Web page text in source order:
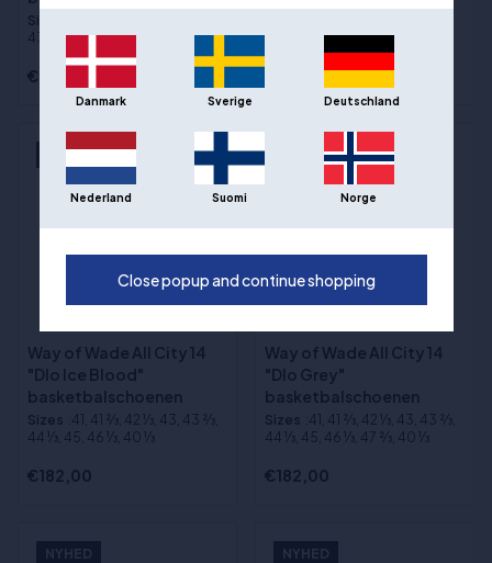
Sizes
43 2⁄3, 44 1⁄3, 45, 46 1⁄3, 47 2⁄3
€208,00
43 2⁄3, 44 1⁄3, 45, 46 1⁄3, 47 2⁄3
€208,00
NYHED
Way of Wade All City 14
"Dlo Ice Blood"
basketbalschoenen
Sizes :41, 41 2⁄3, 42 1⁄3, 43, 43 2⁄3,
44 1⁄3, 45, 46 1⁄3, 40 1⁄3
€182,00
NYHED
Way of Wade All City 14
"Dlo Grey"
basketbalschoenen
Sizes :41, 41 2⁄3, 42 1⁄3, 43, 43 2⁄3,
44 1⁄3, 45, 46 1⁄3, 47 2⁄3, 40 1⁄3
€182,00
NYHED NYHED
Danmark Sverige Deutschland
Nederland Suomi Norge
Close popup and continue shopping